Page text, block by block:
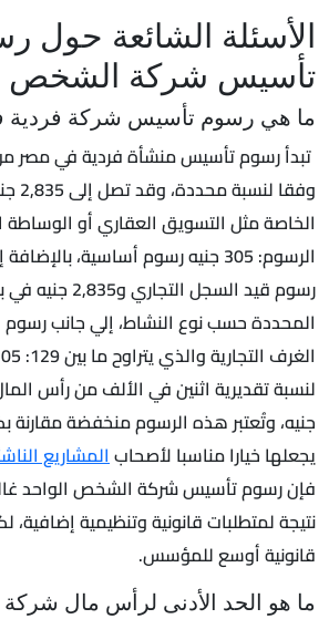
الأسئلة الشائعة حول
تأسيس شركة الشخص
ما هي رسوم تأسيس شركة
الخاصة مثل التسويق العقاري أو الوساطة
رسوم قيد السجل
المحددة حسب نوع النشاط، إلي جانب
جنيه، وتُعتبر هذه الرسوم منخفضة مقارنة
يجعلها خيارا مناسبا لأصحابالمشاريع
فإن رسوم تأسيس شركة الشخص الواحد
نتيجة لمتطلبات قانونية وتنظيمية إضافية،
قانونية أوسع للمؤسس.
ما هو الحد الأدنى لرأس مال